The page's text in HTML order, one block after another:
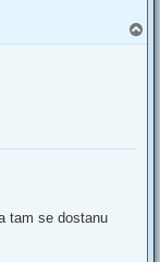
o
tam se dostanu